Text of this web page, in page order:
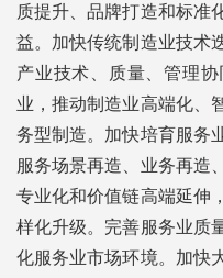
质提升、品牌打造和标准
益。加快传统制造业技术
产业技术、质量、管理
业，推动制造业高端化、
务型制造。加快培育服务
服务场景再造、业务再造
专业化和价值链高端延伸
样化升级。完善服务业质
化服务业市场环境。加快